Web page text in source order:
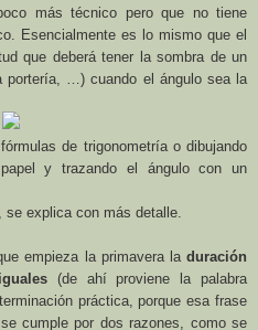
más técnico pero que no tiene
Esencialmente es lo mismo que el
que deberá tener la sombra de un
portería, …) cuando el ángulo sea la
de trigonometría o dibujando
y trazando el ángulo con un
explica con más detalle.
empieza la primavera la duración
iguales (de ahí proviene la palabra
práctica, porque esa frase
cumple por dos razones, como se